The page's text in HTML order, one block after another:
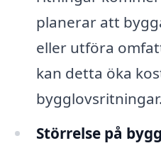
planerar att
eller utföra
kan detta öka
bygglovsritningar.
Störrelse på